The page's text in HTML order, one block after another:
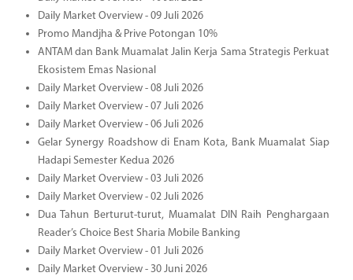
Daily Market Overview - 09 Juli 2026
Promo Mandjha & Prive Potongan 10%
ANTAM dan Bank Muamalat Jalin Kerja Sama Strategis Perkuat
Ekosistem Emas Nasional
Daily Market Overview - 08 Juli 2026
Daily Market Overview - 07 Juli 2026
Daily Market Overview - 06 Juli 2026
Gelar Synergy Roadshow di Enam Kota, Bank Muamalat Siap
Hadapi Semester Kedua 2026
Daily Market Overview - 03 Juli 2026
Daily Market Overview - 02 Juli 2026
Dua Tahun Berturut-turut, Muamalat DIN Raih Penghargaan
Reader’s Choice Best Sharia Mobile Banking
Daily Market Overview - 01 Juli 2026
Daily Market Overview - 30 Juni 2026